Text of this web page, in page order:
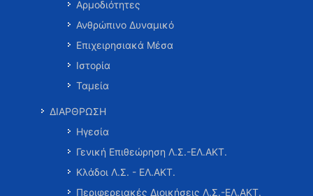
Αρμοδιότητες
Ανθρώπινο Δυναμικό
Επιχειρησιακά Μέσα
Ιστορία
Ταμεία
ΔΙΑΡΘΡΩΣΗ
Ηγεσία
Γενική Επιθεώρηση Λ.Σ.-ΕΛ.ΑΚΤ.
Κλάδοι Λ.Σ. - ΕΛ.ΑΚΤ.
Περιφερειακές Διοικήσεις Λ.Σ.-ΕΛ.ΑΚΤ.